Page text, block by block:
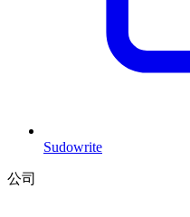
Sudowrite
公司